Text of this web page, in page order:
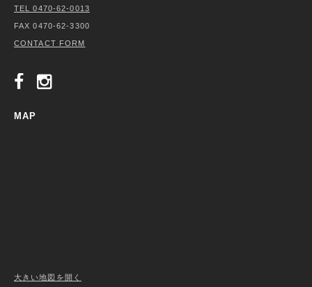
TEL 0470-62-0013
FAX 0470-62-3300
CONTACT FORM
MAP
大きい地図を開く